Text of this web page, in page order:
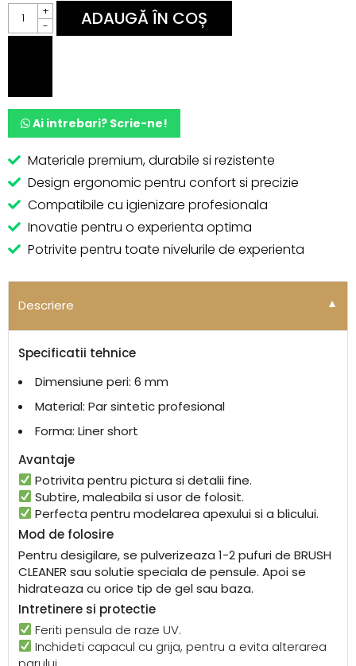
Pensula
Liner
0
quantity
-
+ ADAUGĂ ÎN COȘ
Ai intrebari? Scrie-ne!
Materiale premium, durabile si rezistente
Design ergonomic pentru confort si precizie
Compatibile cu igienizare profesionala
Inovatie pentru o experienta optima
Potrivite pentru toate nivelurile de experienta
Alternative:
Descriere ▼
Specificatii tehnice
Dimensiune peri: 6 mm
Material: Par sintetic profesional
Forma: Liner short
Avantaje
Potrivita pentru pictura si detalii fine.
Subtire, maleabila si usor de folosit.
Perfecta pentru modelarea apexului si a blicului.
Mod de folosire
Pentru desigilare, se pulverizeaza 1-2 pufuri de BRUSH
CLEANER sau solutie speciala de pensule. Apoi se
hidrateaza cu orice tip de gel sau baza.
Intretinere si protectie
Feriti pensula de raze UV.
Inchideti capacul cu grija, pentru a evita alterarea